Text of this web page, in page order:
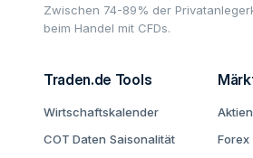
Zwischen 74-89% der
beim Handel mit CFDs.
Traden.de Tools
Wirtschaftskalender
COT Daten Saisonalität
Aktien
Forex